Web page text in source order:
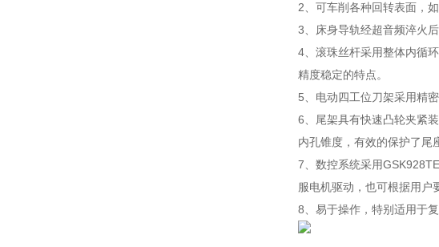
2、可车削各种回转表面，
3、床身导轨经超音频淬火
4、滚珠丝杆采用整体内循
精度稳定的特点。
5、电动四工位刀架采用精
6、尾架具有快速凸轮夹紧
内孔锥度，有效的保护了尾
7、数控系统采用
服电机驱动，也可根据用户
8、易于操作，特别适用于